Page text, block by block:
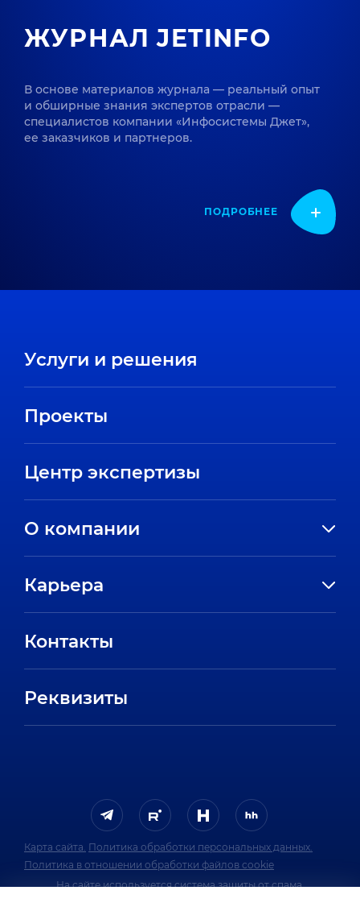
ЖУРНАЛ JETINFO
В основе материалов журнала — реальный опыт
и обширные знания экспертов отрасли —
специалистов компании «Инфосистемы Джет»,
ее заказчиков и партнеров.
ПОДРОБНЕЕ
Услуги и решения
Проекты
Центр экспертизы
О компании
Направления
Карьера
Контакты
Реквизиты
Карта сайта. Политика обработки персональных данных.
Политика в отношении обработки файлов cookie
На сайте используется система защиты от спама.